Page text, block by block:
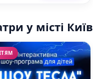
у місті Київ